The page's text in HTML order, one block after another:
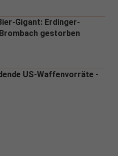
Gigant: Erdinger-
gestorben
US-Waffenvorräte -